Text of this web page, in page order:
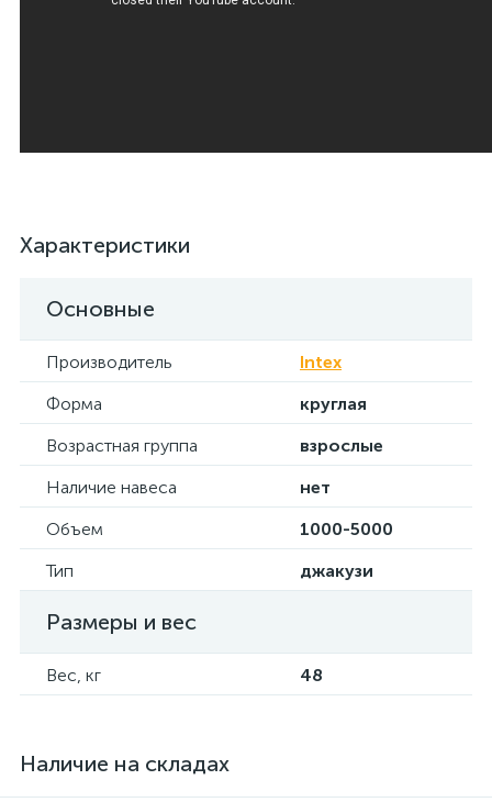
Характеристики
Основные
Производитель
Intex
Форма
круглая
Возрастная группа
взрослые
Наличие навеса
нет
Объем
1000-5000
Тип
джакузи
Размеры и вес
Вес, кг 48
Наличие на складах